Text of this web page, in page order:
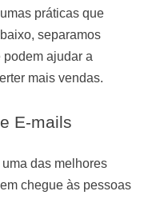
práticas que
separamos
ajudar a
mais vendas.
E-mails
das melhores
chegue às pessoas